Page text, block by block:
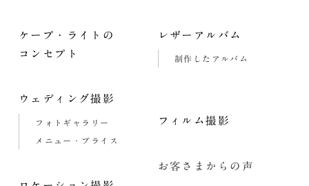
ケープ・ライトの
コンセプト
ウェディング撮影
フォトギャラリー
メニュー・プライス
レザーアルバム
制作したアルバム
フィルム撮影
お客さまからの声